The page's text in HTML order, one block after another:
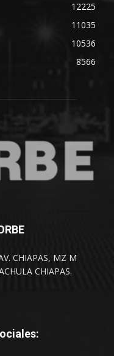
12225
11035
10536
8566
CHIAPAS, MZ M
CHIAPAS.